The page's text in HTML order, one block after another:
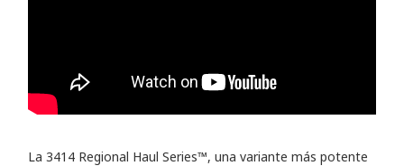
La 3414 Regional Haul Series™, una variante más potente